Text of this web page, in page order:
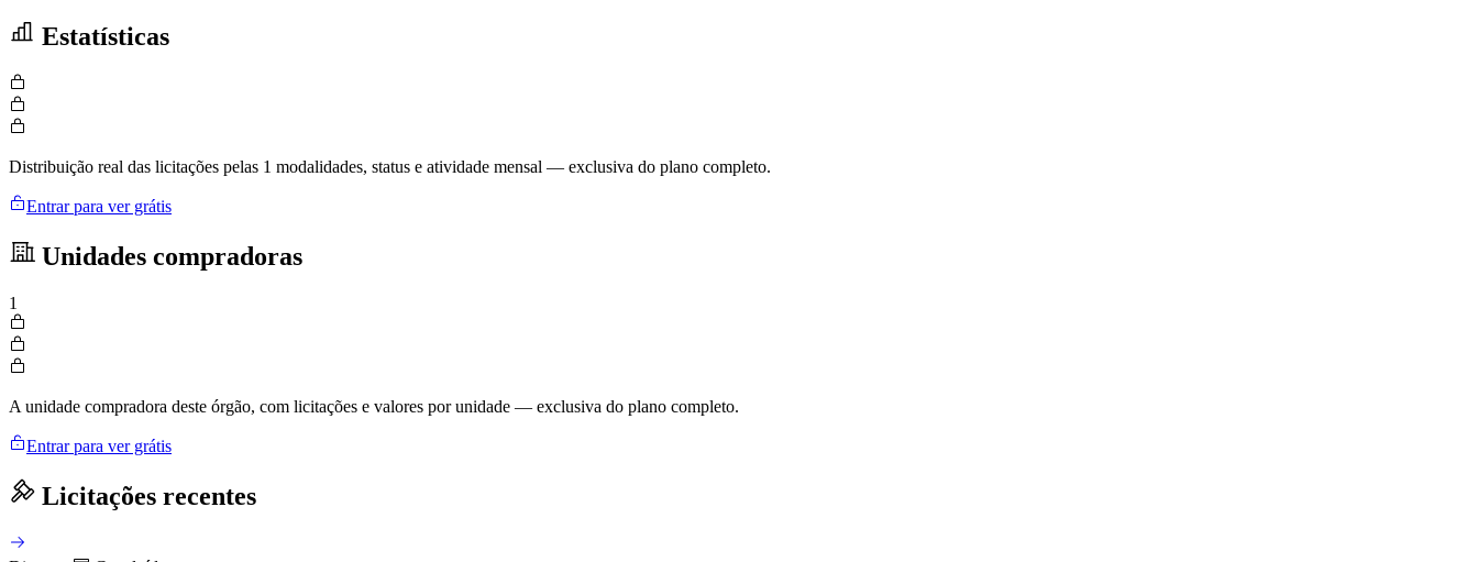
Estatísticas
Distribuição real das licitações pelas 1 modalidades, status e atividade mensal — exclusiva do plano completo.
Entrar para ver grátis
Unidades compradoras
1
A unidade compradora deste órgão, com licitações e valores por unidade — exclusiva do plano completo.
Entrar para ver grátis
Licitações recentes